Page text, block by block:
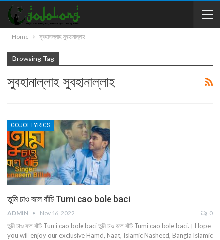
Home সুবহানাল্লাহ সুবহানাল্লাহ
Browsing Tag
সুবহানাল্লাহ সুবহানাল্লাহ
GOJOL LYRICS
তুমি চাও বলে বাঁচি Tumi cao bole baci
ADMIN Nov 16, 2022 0
তুমি চাও বলে বাঁচি Tumi cao bole baci তুমি চাও বলে বাঁচি Tumi cao bole baci.। Hope
you will enjoy our exclusive Hamd, Naat, Islamic Nasheed, Bangla Islamic